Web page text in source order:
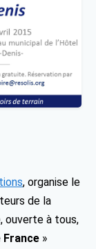
, organise le
de la
ouverte à tous,
France »